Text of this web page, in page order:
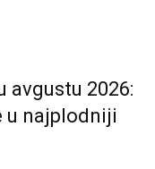
avgustu 2026:
u najplodniji